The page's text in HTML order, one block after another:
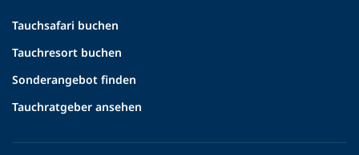
Tauchsafari buchen
Tauchresort buchen
Sonderangebot finden
Tauchratgeber ansehen